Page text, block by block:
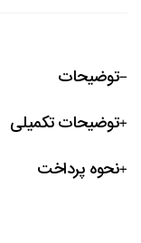
توضیحات
توضیحات تکمیلی
نحوه پرداخت